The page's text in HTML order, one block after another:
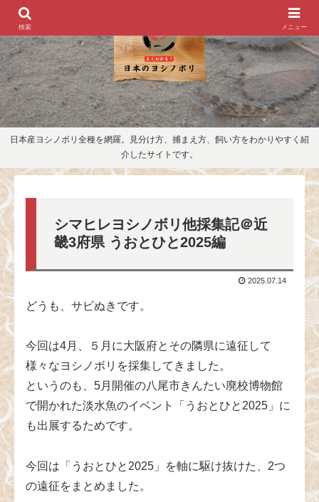
日本産ヨシノボリ全種を網羅。見分け方、捕まえ方、飼い方をわかりやすく紹
介したサイトです。
シマヒレヨシノボリ他採集記＠近
畿3府県 うおとひと2025編
2025.07.14
どうも、サビぬきです。
今回は4月、５月に大阪府とその隣県に遠征して
様々なヨシノボリを採集してきました。
というのも、5月開催の八尾市きんたい廃校博物館
で開かれた淡水魚のイベント「うおとひと2025」に
も出展するためです。
今回は「うおとひと2025」を軸に駆け抜けた、2つ
の遠征をまとめました。
メニュー
検索